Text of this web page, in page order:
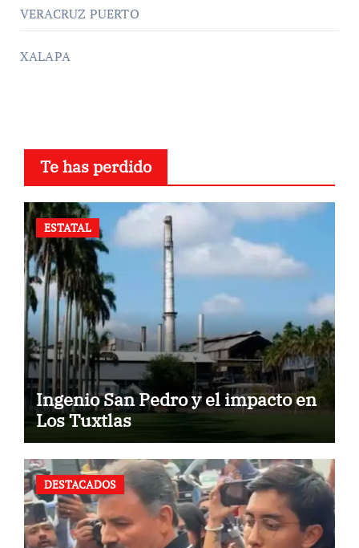
VERACRUZ PUERTO
XALAPA
Te has perdido
ESTATAL
Ingenio San Pedro y el impacto en
Los Tuxtlas
DESTACADOS